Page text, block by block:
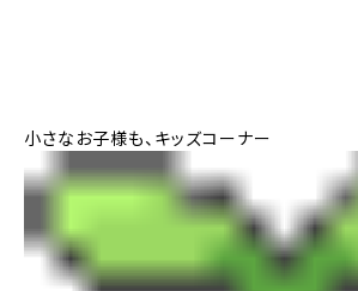
小さなお子様も、キッズコーナー